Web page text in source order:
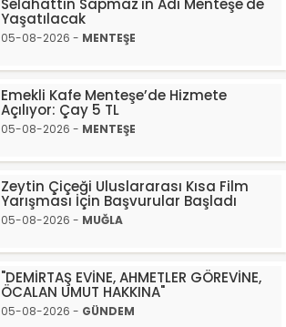
Selahattin Sapmaz'ın Adı Menteşe'de
Yaşatılacak
05-08-2026 - MENTEŞE
Emekli Kafe Menteşe’de Hizmete
Açılıyor: Çay 5 TL
05-08-2026 - MENTEŞE
Zeytin Çiçeği Uluslararası Kısa Film
Yarışması İçin Başvurular Başladı
05-08-2026 - MUĞLA
"DEMİRTAŞ EVİNE, AHMETLER GÖREVİNE,
ÖCALAN UMUT HAKKINA"
05-08-2026 - GÜNDEM